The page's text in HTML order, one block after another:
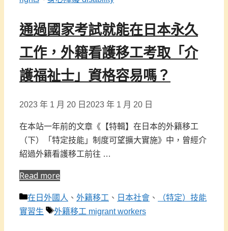
通過國家考試就能在日本永久
工作，外籍看護移工考取「介
護福祉士」資格容易嗎？
2023 年 1 月 20 日 2023 年 1 月 20 日
在本站一年前的文章《【特輯】在日本的外籍移工
（下）「特定技能」制度可望擴大實施》中，曾經介
紹過外籍看護移工前往 …
Read more
分
類
在日外國人 、 外籍移工 、 日本社會 、
（特定）技能
實習生
標
外籍移工 migrant workers